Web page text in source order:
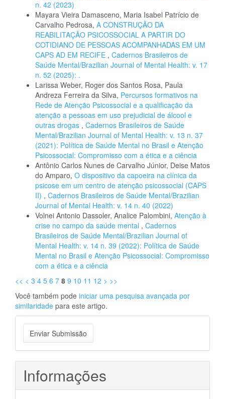
n. 42 (2023)
Mayara Vieira Damasceno, Maria Isabel Patrício de
Carvalho Pedrosa, A CONSTRUÇÃO DA
REABILITAÇÃO PSICOSSOCIAL A PARTIR DO
COTIDIANO DE PESSOAS ACOMPANHADAS EM UM
CAPS AD EM RECIFE , Cadernos Brasileiros de
Saúde Mental/Brazilian Journal of Mental Health: v. 17
n. 52 (2025): .
Larissa Weber, Roger dos Santos Rosa, Paula
Andreza Ferreira da Silva, Percursos formativos na
Rede de Atenção Psicossocial e a qualificação da
atenção a pessoas em uso prejudicial de álcool e
outras drogas , Cadernos Brasileiros de Saúde
Mental/Brazilian Journal of Mental Health: v. 13 n. 37
(2021): Política de Saúde Mental no Brasil e Atenção
Psicossocial: Compromisso com a ética e a ciência
Antônio Carlos Nunes de Carvalho Júnior, Deise Matos
do Amparo, O dispositivo da capoeira na clínica da
psicose em um centro de atenção psicossocial (CAPS
II) , Cadernos Brasileiros de Saúde Mental/Brazilian
Journal of Mental Health: v. 14 n. 40 (2022)
Volnei Antonio Dassoler, Analice Palombini, Atenção à
crise no campo da saúde mental , Cadernos
Brasileiros de Saúde Mental/Brazilian Journal of
Mental Health: v. 14 n. 39 (2022): Política de Saúde
Mental no Brasil e Atenção Psicossocial: Compromisso
com a ética e a ciência
<< < 3 4 5 6 7 8 9 10 11 12 > >>
Você também pode iniciar uma pesquisa avançada por
similaridade para este artigo.
Enviar
Submissão
Enviar Submissão
Informações